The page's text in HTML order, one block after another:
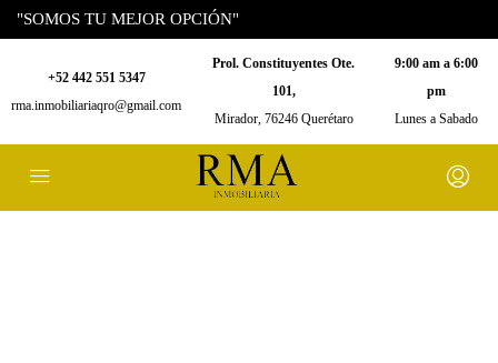
"SOMOS TU MEJOR OPCIÓN"
+52 442 551 5347
rma.inmobiliariaqro@gmail.com
Prol. Constituyentes Ote.
101,
Mirador, 76246 Querétaro
9:00 am a 6:00
pm
Lunes a Sabado